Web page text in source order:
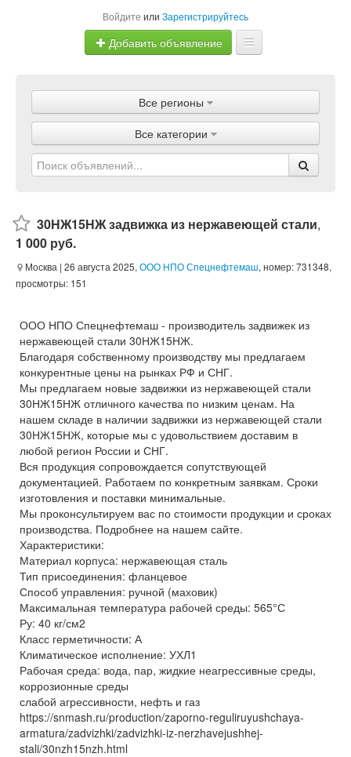
Войдите или Зарегистрируйтесь
Добавить объявление
Объявления
Магазины
Услуги
Все регионы
Все категории
30НЖ15НЖ задвижка из нержавеющей стали,
1 000 руб.
Москва | 26 августа 2025, ООО НПО Спецнефтемаш, номер: 731348,
просмотры: 151
ООО НПО Спецнефтемаш - производитель задвижек из
нержавеющей стали 30НЖ15НЖ.
Благодаря собственному производству мы предлагаем
конкурентные цены на рынках РФ и СНГ.
Мы предлагаем новые задвижки из нержавеющей стали
30НЖ15НЖ отличного качества по низким ценам. На
нашем складе в наличии задвижки из нержавеющей стали
30НЖ15НЖ, которые мы с удовольствием доставим в
любой регион России и СНГ.
Вся продукция сопровождается сопутствующей
документацией. Работаем по конкретным заявкам. Сроки
изготовления и поставки минимальные.
Мы проконсультируем вас по стоимости продукции и сроках
производства. Подробнее на нашем сайте.
Характеристики:
Материал корпуса: нержавеющая сталь
Тип присоединения: фланцевое
Способ управления: ручной (маховик)
Максимальная температура рабочей среды: 565°С
Ру: 40 кг/см2
Класс герметичности: А
Климатическое исполнение: УХЛ1
Рабочая среда: вода, пар, жидкие неагрессивные среды,
коррозионные среды
слабой агрессивности, нефть и газ
https://snmash.ru/production/zaporno-reguliruyushchaya-
armatura/zadvizhki/zadvizhki-iz-nerzhavejushhej-
stali/30nzh15nzh.html